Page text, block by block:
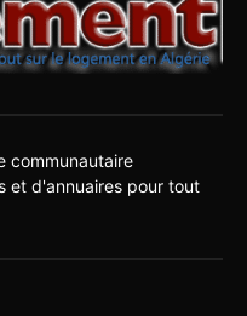
communautaire
et d'annuaires pour tout